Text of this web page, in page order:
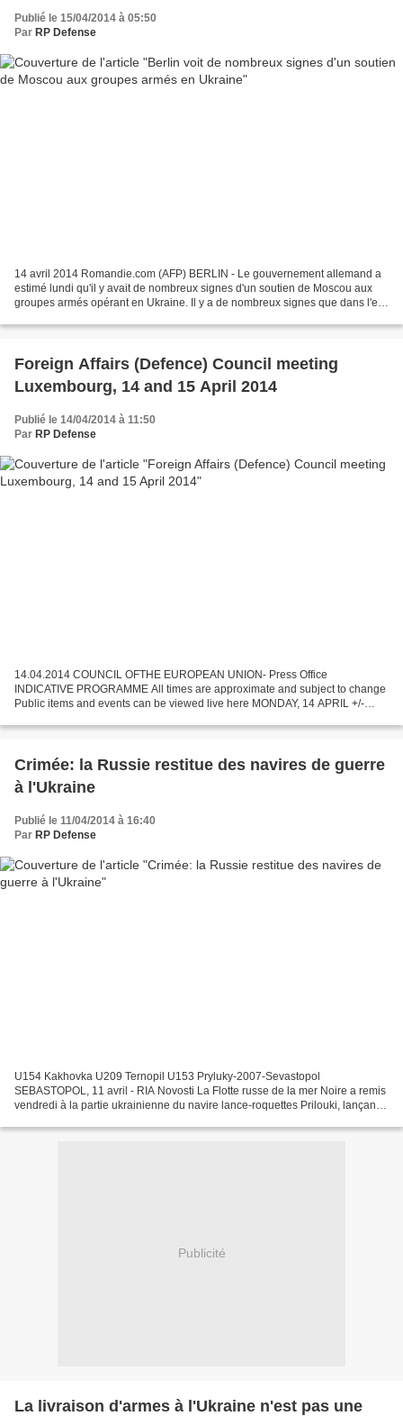
Publié le 15/04/2014 à 05:50
Par RP Defense
14 avril 2014 Romandie.com (AFP) BERLIN - Le gouvernement allemand a
estimé lundi qu'il y avait de nombreux signes d'un soutien de Moscou aux
groupes armés opérant en Ukraine. Il y a de nombreux signes que dans l'est
Foreign Affairs (Defence) Council meeting
Luxembourg, 14 and 15 April 2014
Publié le 14/04/2014 à 11:50
Par RP Defense
14.04.2014 COUNCIL OFTHE EUROPEAN UNION- Press Office
INDICATIVE PROGRAMME All times are approximate and subject to change
Public items and events can be viewed live here MONDAY, 14 APRIL +/-
Crimée: la Russie restitue des navires de guerre
à l'Ukraine
Publié le 11/04/2014 à 16:40
Par RP Defense
U154 Kakhovka U209 Ternopil U153 Pryluky-2007-Sevastopol
SEBASTOPOL, 11 avril - RIA Novosti La Flotte russe de la mer Noire a remis
vendredi à la partie ukrainienne du navire lance-roquettes Prilouki, lançant
Publicité
La livraison d'armes à l'Ukraine n'est pas une